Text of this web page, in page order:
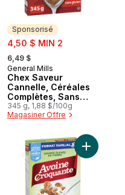
Sponsorisé
sale:
4,50 $ MIN 2
, formerly:
6,49 $
Sponsorisé
General Mills
Chex Saveur
Cannelle, Céréales
Complètes, Sans
Gluten
345 g, 1,88 $/100g
Magasiner Offre
Ajouter Chex Chocolat Céréales au
Ajouter